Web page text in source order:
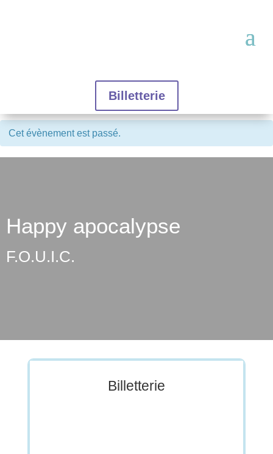
Billetterie
Cet évènement est passé.
Happy apocalypse
F.O.U.I.C.
Billetterie